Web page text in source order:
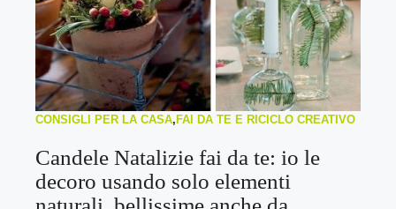
CONSIGLI PER LA CASA, FAI DA TE E RICICLO CREATIVO
Candele Natalizie fai da te: io le
decoro usando solo elementi